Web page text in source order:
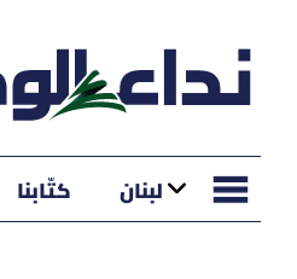
لبنان كتّابنا